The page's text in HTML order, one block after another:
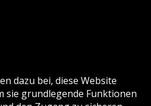
dazu bei, diese Website
sie grundlegende Funktionen